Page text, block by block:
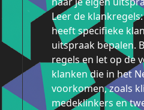
Leer de
heeft specifieke
uitspraak bepalen.
regels en let op de
klanken die in het
voorkomen, zoals
medeklinkers en